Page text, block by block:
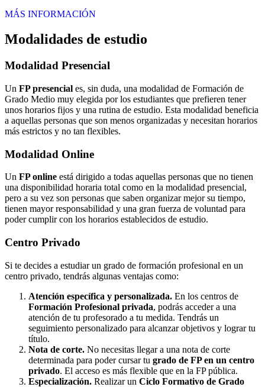
MÁS INFORMACIÓN
Modalidades de estudio
Modalidad Presencial
Un FP presencial es, sin duda, una modalidad de Formación de
Grado Medio muy elegida por los estudiantes que prefieren tener
unos horarios fijos y una rutina de estudio. Esta modalidad beneficia
a aquellas personas que son menos organizadas y necesitan horarios
más estrictos y no tan flexibles.
Modalidad Online
Un FP online está dirigido a todas aquellas personas que no tienen
una disponibilidad horaria total como en la modalidad presencial,
pero a su vez son personas que saben organizar mejor su tiempo,
tienen mayor responsabilidad y una gran fuerza de voluntad para
poder cumplir con los horarios establecidos de estudio.
Centro Privado
Si te decides a estudiar un grado de formación profesional en un
centro privado, tendrás algunas ventajas como:
Atención específica y personalizada. En los centros de
Formación Profesional privada, podrás acceder a una
atención de tu profesorado a tu medida. Tendrás un
seguimiento personalizado para alcanzar objetivos y lograr tu
título.
Nota de corte. No necesitas llegar a una nota de corte
determinada para poder cursar tu grado de FP en un centro
privado. El acceso es más flexible que en la FP pública.
Especialización. Realizar un Ciclo Formativo de Grado